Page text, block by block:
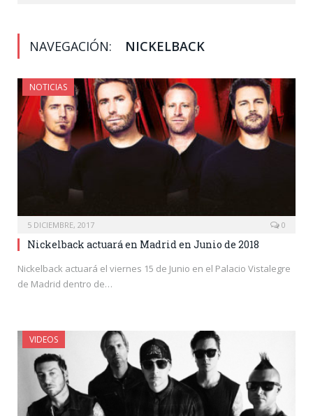
NAVEGACIÓN: NICKELBACK
NOTICIAS
5 DICIEMBRE, 2017 0
Nickelback actuará en Madrid en Junio de 2018
Nickelback actuará el viernes 15 de Junio en el Palacio Vistalegre
de Madrid dentro de…
VIDEOS